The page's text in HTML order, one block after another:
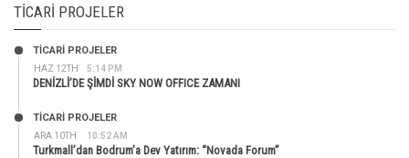
TICARI PROJELER
HAZ 12TH 5:14 PM
TİCARİ PROJELER
DENİZLİ’DE ŞİMDİ SKY NOW OFFICE ZAMANI
ARA 10TH 10:52 AM
TİCARİ PROJELER
Turkmall’dan Bodrum’a Dev Yatırım: “Novada Forum”